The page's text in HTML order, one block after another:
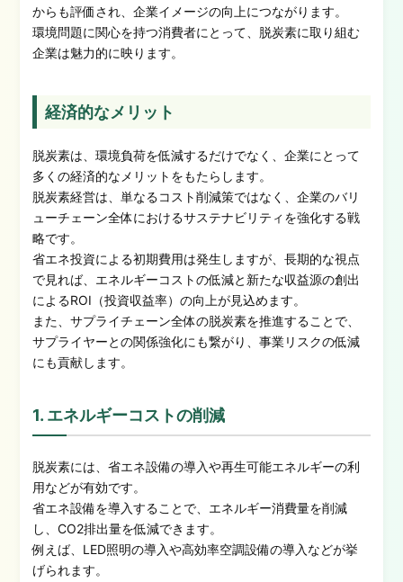
からも評価され、企業イメージの向上につながります。
環境問題に関心を持つ消費者にとって、脱炭素に取り組む
企業は魅力的に映ります。
経済的なメリット
脱炭素は、環境負荷を低減するだけでなく、企業にとって
多くの経済的なメリットをもたらします。
脱炭素経営は、単なるコスト削減策ではなく、企業のバリ
ューチェーン全体におけるサステナビリティを強化する戦
略です。
省エネ投資による初期費用は発生しますが、長期的な視点
で見れば、エネルギーコストの低減と新たな収益源の創出
によるROI（投資収益率）の向上が見込めます。
また、サプライチェーン全体の脱炭素を推進することで、
サプライヤーとの関係強化にも繋がり、事業リスクの低減
にも貢献します。
1. エネルギーコストの削減
脱炭素には、省エネ設備の導入や再生可能エネルギーの利
用などが有効です。
省エネ設備を導入することで、エネルギー消費量を削減
し、CO2排出量を低減できます。
例えば、LED照明の導入や高効率空調設備の導入などが挙
げられます。